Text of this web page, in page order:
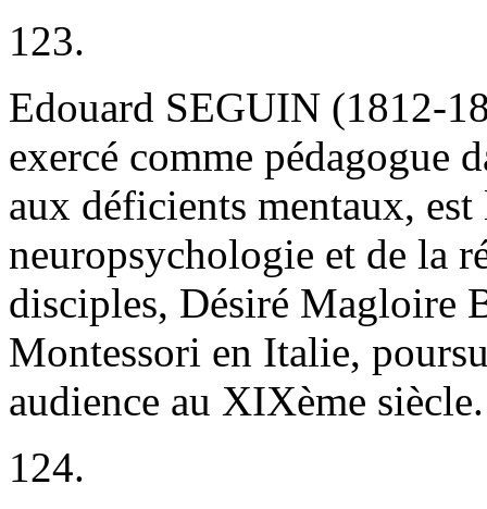
123.
Edouard SEGUIN (1812-
exercé comme pédagogue
aux déficients mentaux,
neuropsychologie et de la
disciples, Désiré Magloire
Montessori en Italie,
audience au XIXème siècle.
124.